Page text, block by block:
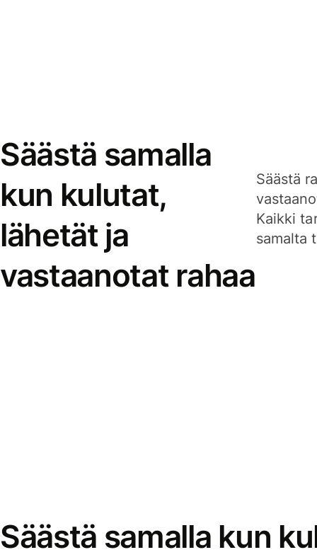
Säästä samalla
kun kulutat,
lähetät ja
vastaanotat rahaa
Säästä
Kaikki
samalta
Säästä samalla kun